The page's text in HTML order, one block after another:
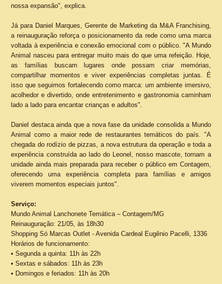
nossa expansão", explica.
Já para Daniel Marques, Gerente de Marketing da M&A Franchising,
a reinauguração reforça o posicionamento da rede como uma marca
voltada à experiência e conexão emocional com o público. "A Mundo
Animal nasceu para entregar muito mais do que uma refeição. Hoje,
as famílias buscam lugares onde possam criar memórias,
compartilhar momentos e viver experiências completas juntas. É
isso que seguimos fortalecendo como marca: um ambiente imersivo,
acolhedor e divertido, onde entretenimento e gastronomia caminham
lado a lado para encantar crianças e adultos".
Daniel destaca ainda que a nova fase da unidade consolida a Mundo
Animal como a maior rede de restaurantes temáticos do país. "A
chegada do rodízio de pizzas, a nova estrutura da operação e toda a
experiência construída ao lado do Leonel, nosso mascote, tornam a
unidade ainda mais preparada para receber o público em Contagem,
oferecendo uma experiência completa para famílias e amigos
viverem momentos especiais juntos".
Serviço:
Mundo Animal Lanchonete Temática – Contagem/MG
Reinauguração: 21/05, às 18h30
Shopping Só Marcas Outlet - Avenida Cardeal Eugênio Pacelli, 1336
Horários de funcionamento:
• Segunda a quinta: 11h às 22h
• Sextas e sábados: 11h às 23h
• Domingos e feriados: 11h às 20h